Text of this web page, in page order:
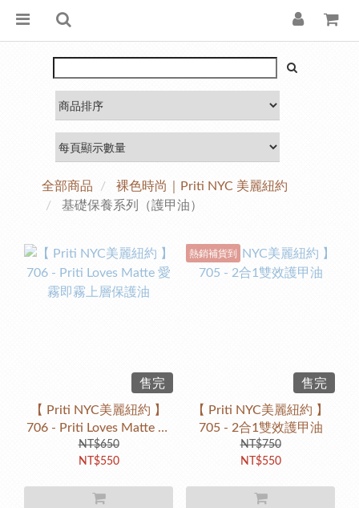
全部商品
裸色時尚｜Priti NYC 美麗紐約
基礎保養系列（護甲油）
售完
【 Priti NYC美麗紐約 】
706 - Priti Loves Matte 愛
霧即霧上層保護油
NT$650
NT$550
熱銷補貨到
售完
【 Priti NYC美麗紐約 】
705 - 2合1雙效護甲油
NT$750
NT$550